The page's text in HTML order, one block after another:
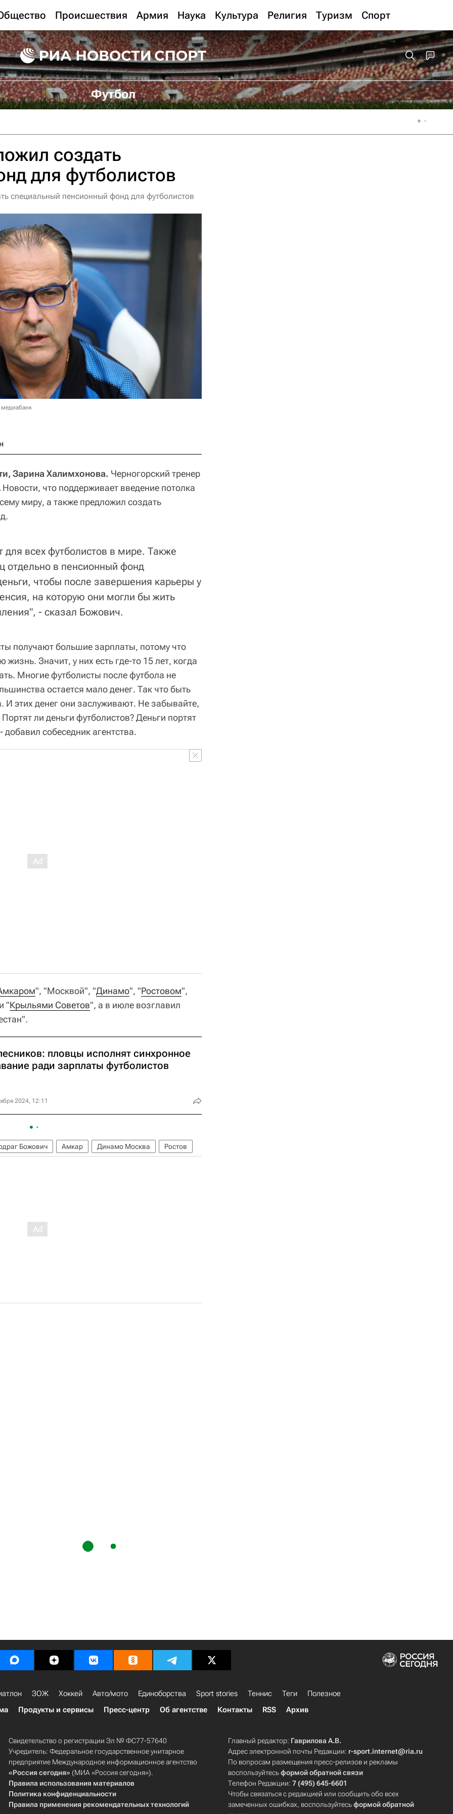
Происшествия Армия Наука Культура Религия Туризм Спорт
Футбол
создать
для футболистов
специальный пенсионный фонд для футболистов
медиабанк
Зарина Халимхонова. Черногорский тренер
что поддерживает введение потолка
миру, а также предложил создать
для всех футболистов в мире. Также
в пенсионный фонд
чтобы после завершения карьеры у
на которую они могли бы жить
- сказал Божович.
получают большие зарплаты, потому что
жизнь. Значит, у них есть где-то 15 лет, когда
Многие футболисты после футбола не
остается мало денег. Так что быть
И этих денег они заслуживают. Не забывайте,
ли деньги футболистов? Деньги портят
добавил собеседник агентства.
", "Москвой", "Динамо", "Ростовом",
"Крыльями Советов", а в июле возглавил
пловцы исполнят синхронное
ради зарплаты футболистов
2024, 12:11
Божович Амкар Динамо Москва Ростов
ЗОЖ Хоккей Авто/мото Единоборства Sport stories Теннис Теги
Полезное
Продукты и сервисы Пресс-центр Об агентстве Контакты RSS Архив
Свидетельство о регистрации Эл № ФС77-57640
Учредитель: Федеральное государственное унитарное
предприятие Международное информационное агентство
«Россия сегодня» (МИА «Россия сегодня»).
Правила использования материалов
Политика конфиденциальности
Правила применения рекомендательных технологий
Главный редактор: Гаврилова А.В.
Адрес электронной почты Редакции: r-sport.internet@ria.ru
По вопросам размещения пресс-релизов и рекламы
воспользуйтесьформой обратной связи
Телефон Редакции:7 (495) 645-6601
Чтобы связаться с редакцией или сообщить обо всех
замеченных ошибках, воспользуйтесьформой обратной